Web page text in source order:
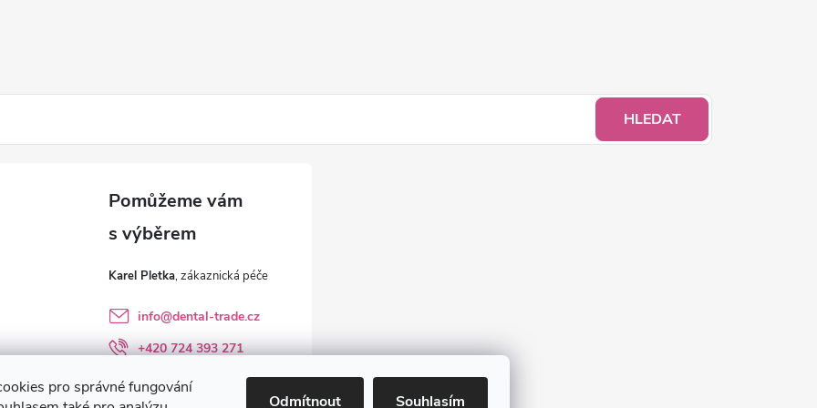
pro správné fungování
Odmítnout Souhlasím
HLEDAT
Karel Pletka
info@dental-trade.cz
+420 724 393 271
Sledujte nás na FB